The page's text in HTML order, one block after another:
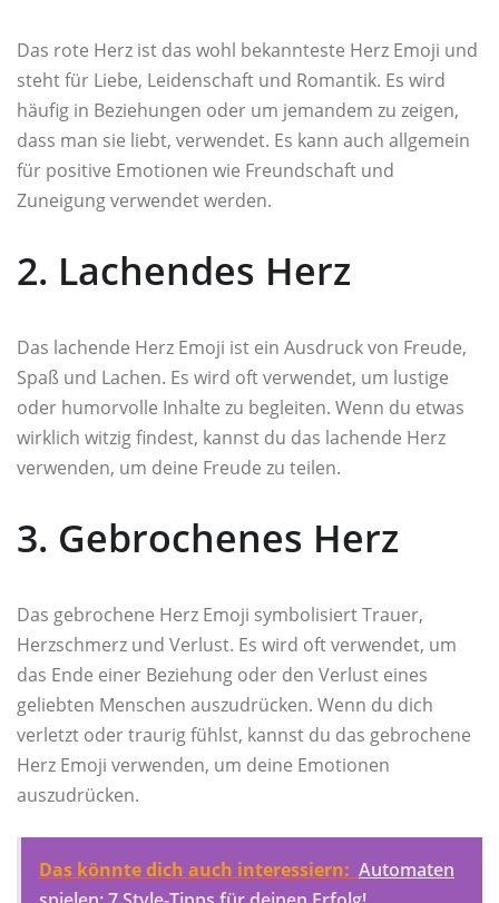
Das rote Herz ist das wohl bekannteste Herz Emoji und
steht für Liebe, Leidenschaft und Romantik. Es wird
häufig in Beziehungen oder um jemandem zu zeigen,
dass man sie liebt, verwendet. Es kann auch allgemein
für positive Emotionen wie Freundschaft und
Zuneigung verwendet werden.
2. Lachendes Herz
Das lachende Herz Emoji ist ein Ausdruck von Freude,
Spaß und Lachen. Es wird oft verwendet, um lustige
oder humorvolle Inhalte zu begleiten. Wenn du etwas
wirklich witzig findest, kannst du das lachende Herz
verwenden, um deine Freude zu teilen.
3. Gebrochenes Herz
Das gebrochene Herz Emoji symbolisiert Trauer,
Herzschmerz und Verlust. Es wird oft verwendet, um
das Ende einer Beziehung oder den Verlust eines
geliebten Menschen auszudrücken. Wenn du dich
verletzt oder traurig fühlst, kannst du das gebrochene
Herz Emoji verwenden, um deine Emotionen
auszudrücken.
Das könnte dich auch interessiern: Automaten